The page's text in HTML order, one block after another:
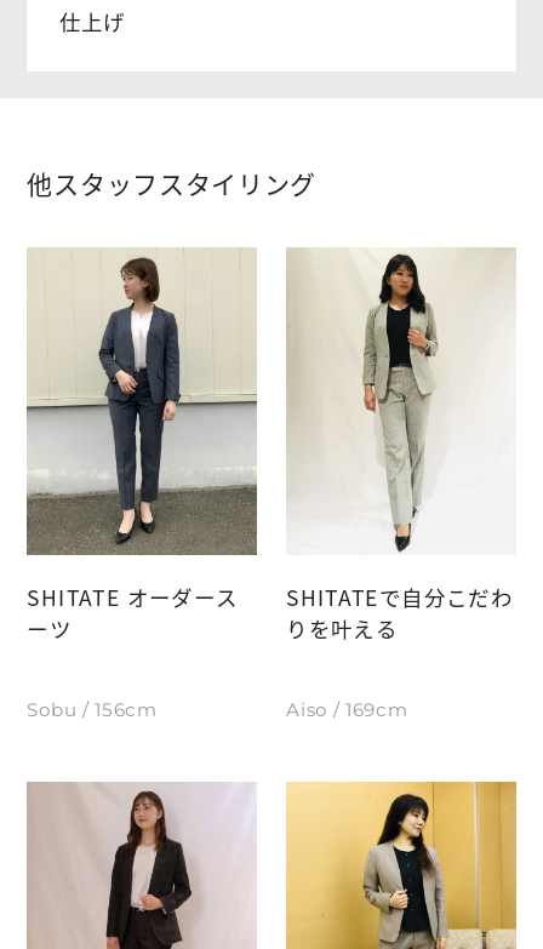
仕上げ
他スタッフスタイリング
SHITATE オーダース
ーツ
Sobu / 156cm
SHITATEで自分こだわ
りを叶える
Aiso / 169cm